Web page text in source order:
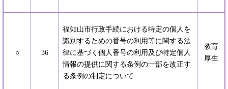
○ 36
福知山市行政手続における特定の個人を
識別するための番号の利用等に関する法
律に基づく個人番号の利用及び特定個人
情報の提供に関する条例の一部を改正す
る条例の制定について
教育
厚生